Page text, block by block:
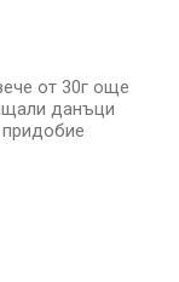
от 30г още
данъци